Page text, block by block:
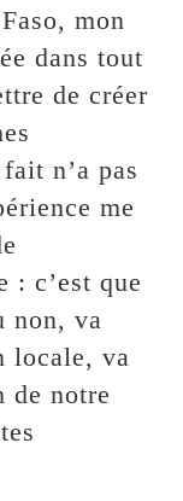
mon
dans tout
de créer
n’a pas
me
: c’est que
non, va
locale, va
de notre